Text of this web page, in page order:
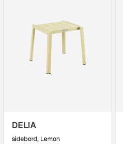
DELIA
sidebord, Lemon